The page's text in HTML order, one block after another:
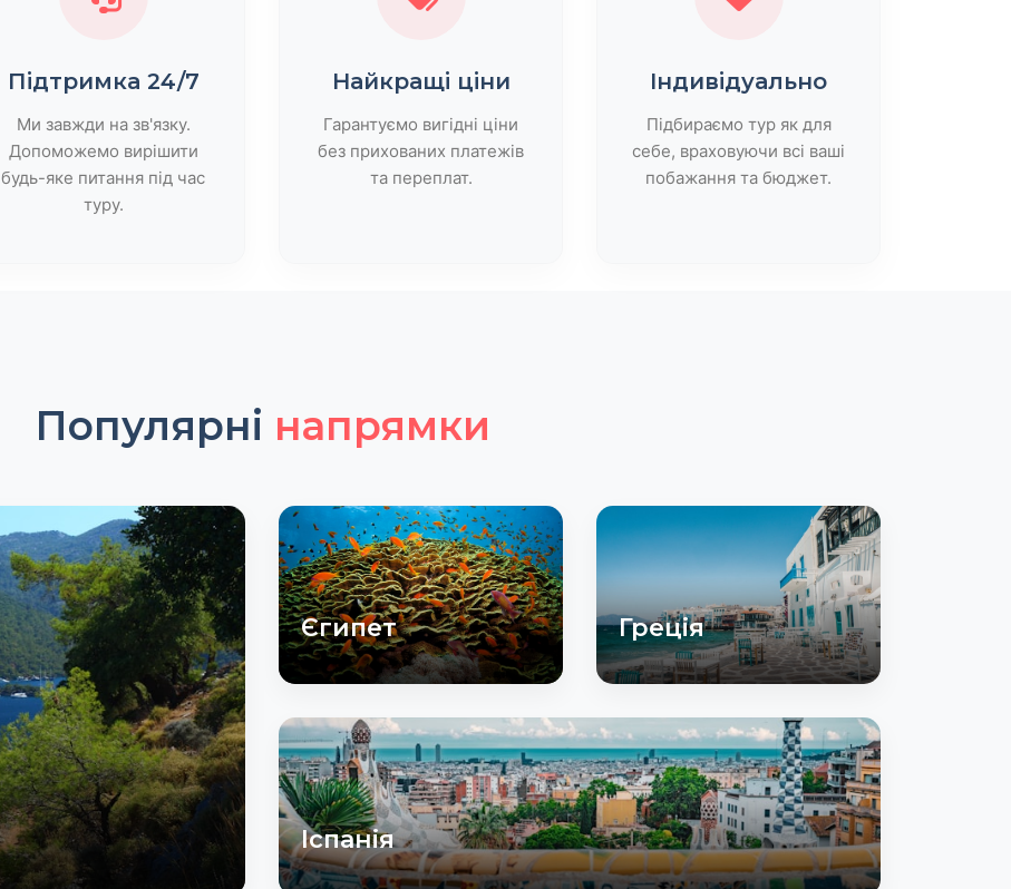
Підтримка 24/7
Ми завжди на зв'язку.
Допоможемо вирішити
будь-яке питання під час
туру.
Найкращі ціни
Гарантуємо вигідні ціни
без прихованих платежів
та переплат.
Індивідуально
Підбираємо тур як для
себе, враховуючи всі ваші
побажання та бюджет.
Популярні напрямки
Єгипет Греція
Іспанія